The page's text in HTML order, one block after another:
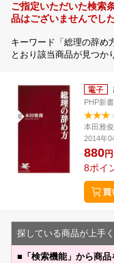
ご指定いただいた検索
品はございませんでした
キーワード「総理の辞め
とおり該当商品が見つか
PHP新書
本田雅俊
2014年
880円
8ポイ
探している商品が上手
■ 「検索機能」から商